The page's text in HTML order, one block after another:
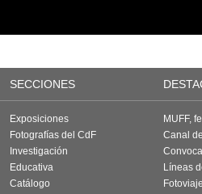
SECCIONES
Exposiciones
Fotografías del CdF
Investigación
Educativa
Catálogo
MUFF,
Canal
Líneas